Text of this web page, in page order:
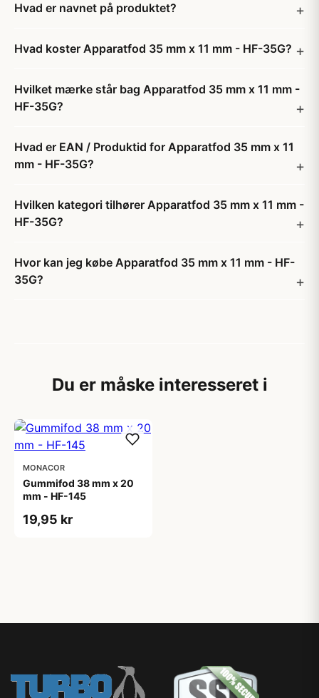
Hvad er navnet på produktet?
Hvad koster Apparatfod 35 mm x 11 mm - HF-35G?
Hvilket mærke står bag Apparatfod 35 mm x 11 mm -
HF-35G?
Hvad er EAN / Produktid for Apparatfod 35 mm x 11
mm - HF-35G?
Hvilken kategori tilhører Apparatfod 35 mm x 11 mm -
HF-35G?
Hvor kan jeg købe Apparatfod 35 mm x 11 mm - HF-
35G?
Du er måske interesseret i
MONACOR
Gummifod 38 mm x 20
mm - HF-145
19,95 kr